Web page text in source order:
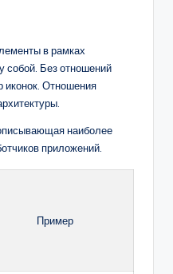
в рамках
собой. Без отношений
иконок. Отношения
наиболее
приложений.
Пример